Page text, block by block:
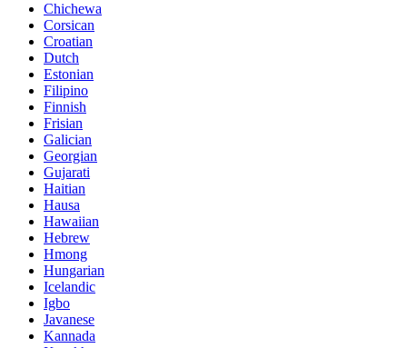
Chichewa
Corsican
Croatian
Dutch
Estonian
Filipino
Finnish
Frisian
Galician
Georgian
Gujarati
Haitian
Hausa
Hawaiian
Hebrew
Hmong
Hungarian
Icelandic
Igbo
Javanese
Kannada